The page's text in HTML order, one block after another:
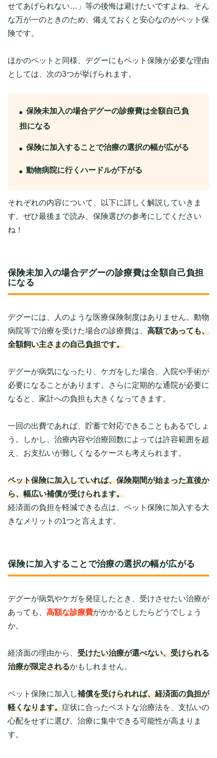
せてあげられない…」等の後悔は避けたいですよね。そん
な万が一のときのため、備えておくと安心なのがペット保
険です。
ほかのペットと同様、デグーにもペット保険が必要な理由
としては、次の3つが挙げられます。
保険未加入の場合デグーの診療費は全額自己負
担になる
保険に加入することで治療の選択の幅が広がる
動物病院に行くハードルが下がる
それぞれの内容について、以下に詳しく解説していきま
す。ぜひ最後まで読み、保険選びの参考にしてください
ね！
保険未加入の場合デグーの診療費は全額自己負担
になる
デグーには、人のような医療保険制度はありません。動物
病院等で治療を受けた場合の診療費は、 高額であっても、
全額飼い主さまの自己負担です。
デグーが病気になったり、ケガをした場合、入院や手術が
必要になることがあります。さらに定期的な通院が必要に
なると、家計への負担も大きくなってきます。
一回の出費であれば、貯蓄で対応できることもあるでしょ
う。しかし、治療内容や治療回数によっては許容範囲を超
え、お支払いが難しくなるケースも考えられます。
ペット保険に加入していれば、保険期間が始まった直後か
ら、幅広い補償が受けられます。
経済面の負担を軽減できる点は、ペット保険に加入する大
きなメリットの1つと言えます。
保険に加入することで治療の選択の幅が広がる
デグーが病気やケガを発症したとき、受けさせたい治療が
あっても、 高額な診療費がかかるとしたらどうでしょう
か。
経済面の理由から、 受けたい治療が選べない、受けられる
治療が限定されるかもしれません。
ペット保険に加入し補償を受けられれば、経済面の負担が
軽くなります。症状に合ったベストな治療法を、支払いの
心配をせずに選び、治療に集中できる可能性が高まりま
す。